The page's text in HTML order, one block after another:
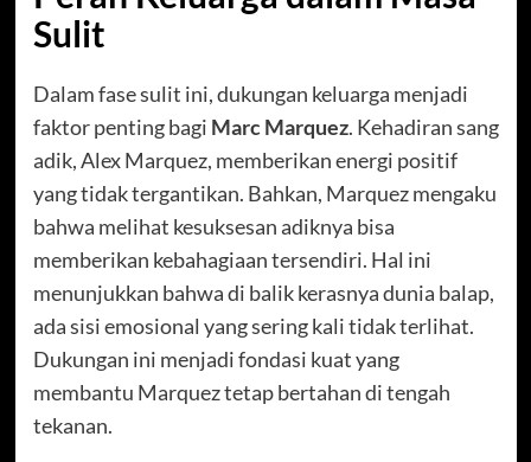
Sulit
Dalam fase sulit ini, dukungan keluarga menjadi
faktor penting bagi Marc Marquez. Kehadiran sang
adik, Alex Marquez, memberikan energi positif
yang tidak tergantikan. Bahkan, Marquez mengaku
bahwa melihat kesuksesan adiknya bisa
memberikan kebahagiaan tersendiri. Hal ini
menunjukkan bahwa di balik kerasnya dunia balap,
ada sisi emosional yang sering kali tidak terlihat.
Dukungan ini menjadi fondasi kuat yang
membantu Marquez tetap bertahan di tengah
tekanan.